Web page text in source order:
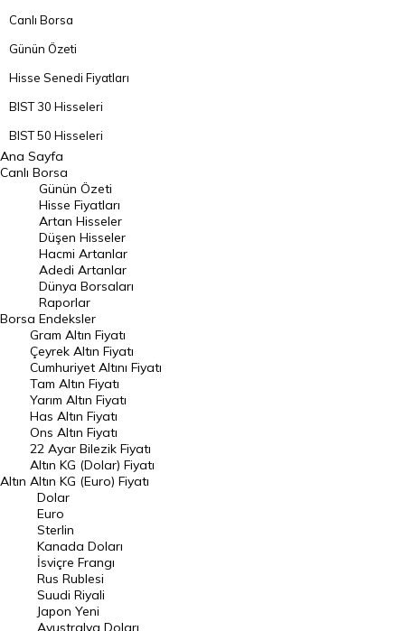
Canlı Borsa
Günün Özeti
Hisse Senedi Fiyatları
BIST 30 Hisseleri
BIST 50 Hisseleri
BIST 100 Hisseleri
En Çok Artan Hisseler
En Çok Düşen Hisseler
Hacmi Artanlar
Geçmiş Kapanışlar
Dünya Borsaları
Raporlar
Endeksler
DÖVİZ
Döviz Kuru
Dolar Kuru
Euro Kuru
Pound Kuru
Frank Kuru
Riyal Kuru
Avustralya Doları
Ana Sayfa
Canlı Borsa
Borsa
Günün Özeti
Hisse Fiyatları
Artan Hisseler
Düşen Hisseler
Hacmi Artanlar
Adedi Artanlar
Dünya Borsaları
Raporlar
Endeksler
Altın
Gram Altın Fiyatı
Çeyrek Altın Fiyatı
Cumhuriyet Altını Fiyatı
Tam Altın Fiyatı
Yarım Altın Fiyatı
Has Altın Fiyatı
Ons Altın Fiyatı
22 Ayar Bilezik Fiyatı
Altın KG (Dolar) Fiyatı
Altın KG (Euro) Fiyatı
Dolar
Euro
Sterlin
Kanada Doları
İsviçre Frangı
Rus Rublesi
Suudi Riyali
Japon Yeni
Avustralya Doları